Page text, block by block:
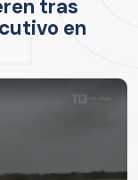
tras
en